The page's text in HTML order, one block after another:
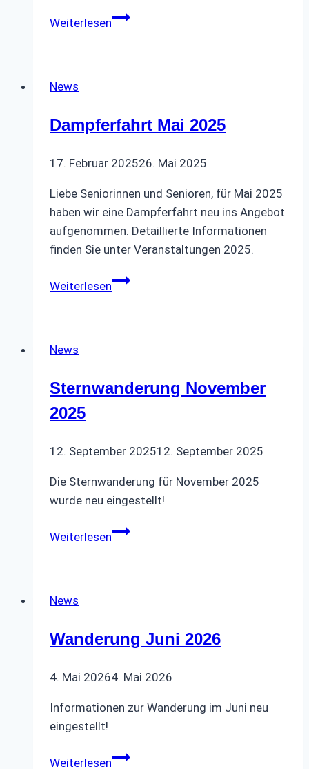
WeiterlesenWanderreise
News
Dampferfahrt Mai 2025
17. Februar 202526. Mai 2025
Liebe Seniorinnen und Senioren, für Mai 2025
haben wir eine Dampferfahrt neu ins Angebot
aufgenommen. Detaillierte Informationen
finden Sie unter Veranstaltungen 2025.
WeiterlesenDampferfahrt
News
Sternwanderung November
2025
12. September 202512. September 2025
Die Sternwanderung für November 2025
wurde neu eingestellt!
WeiterlesenSternwanderung
News
Wanderung Juni 2026
4. Mai 20264. Mai 2026
Informationen zur Wanderung im Juni neu
eingestellt!
WeiterlesenWanderung